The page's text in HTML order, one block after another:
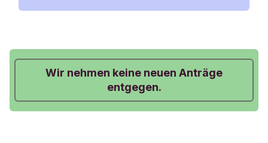
Kundenkategorie
Vertriebsstrategie Reines
Wir nehmen keine neuen Anträge
entgegen.